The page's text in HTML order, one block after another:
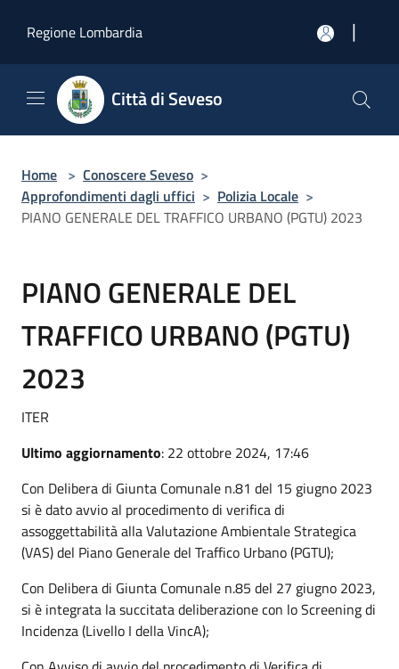
Regione Lombardia
|
Città di Seveso
Home > Conoscere Seveso >
Approfondimenti dagli uffici > Polizia Locale >
PIANO GENERALE DEL TRAFFICO URBANO (PGTU) 2023
PIANO GENERALE DEL
TRAFFICO URBANO (PGTU)
2023
ITER
Ultimo aggiornamento: 22 ottobre 2024, 17:46
Con Delibera di Giunta Comunale n.81 del 15 giugno 2023
si è dato avvio al procedimento di verifica di
assoggettabilità alla Valutazione Ambientale Strategica
(VAS) del Piano Generale del Traffico Urbano (PGTU);
Con Delibera di Giunta Comunale n.85 del 27 giugno 2023,
si è integrata la succitata deliberazione con lo Screening di
Incidenza (Livello I della VincA);